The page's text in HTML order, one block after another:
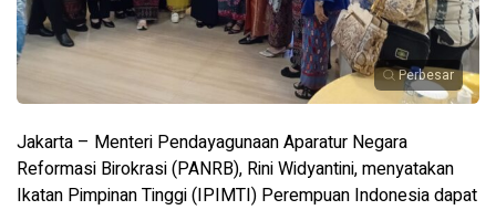
Perbesar
Jakarta – Menteri Pendayagunaan Aparatur Negara
Reformasi Birokrasi (PANRB), Rini Widyantini, menyatakan
Ikatan Pimpinan Tinggi (IPIMTI) Perempuan Indonesia dapat